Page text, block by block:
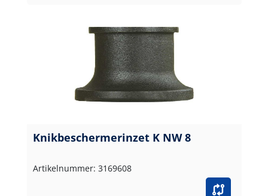
Knikbeschermerinzet K NW 8
Artikelnummer: 3169608